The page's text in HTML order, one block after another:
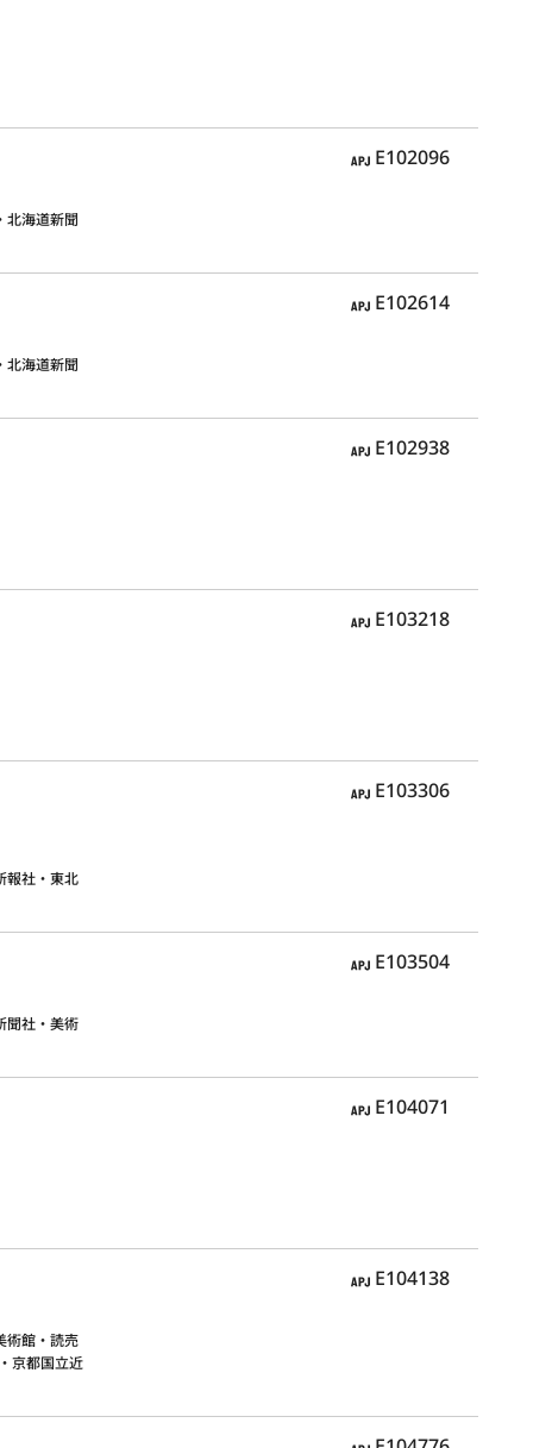
APJ
E102096
北海道新聞
APJ
E102614
北海道新聞
APJ
E102938
APJ
E103218
APJ
E103306
報社・東北
APJ
E103504
聞社・美術
APJ
E104071
APJ
E104138
術館・読売
京都国立近